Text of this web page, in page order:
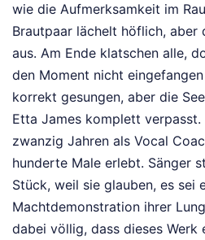
wie die Aufmerksamkeit im
Brautpaar lächelt höflich, aber
aus. Am Ende klatschen alle,
den Moment nicht
korrekt gesungen, aber die
Etta James komplett verpasst.
zwanzig Jahren als Vocal
hunderte Male erlebt. Sänger
Stück, weil sie glauben, es sei
Machtdemonstration ihrer
dabei völlig, dass dieses Werk